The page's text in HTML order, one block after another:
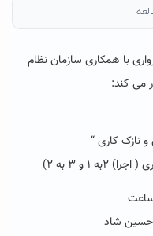
با همکاری سازمان نظام
می کند:
و نازک کاری “
۱ و ۳ به ۲)
حسین شاد